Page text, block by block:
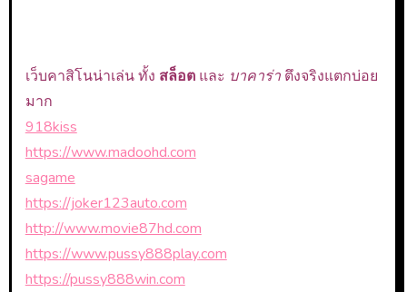
เว็บคาสิโนน่าเล่น ทั้ง สล็อตและ บาคาร่าตึงจริงแตกบ่อย
มาก
918kiss
https://www.madoohd.com
sagame
https://joker123auto.com
http://www.movie87hd.com
https://www.pussy888play.com
https://pussy888win.com